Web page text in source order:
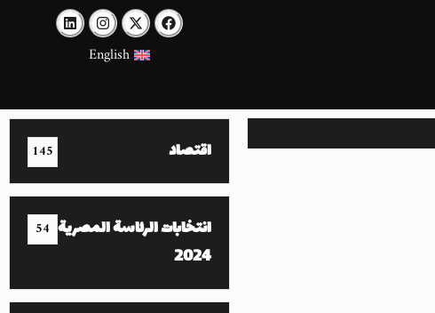
English
اقتصاد 145
انتخابات الرئاسة المصرية
2024
54